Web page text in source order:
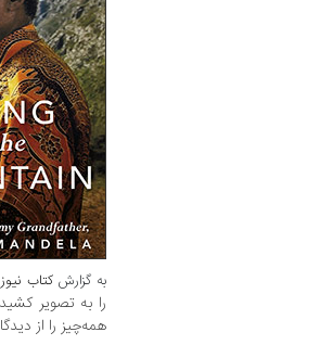
به گزارشکتاب نیوز
را به تصویر
همه‌چیز را از